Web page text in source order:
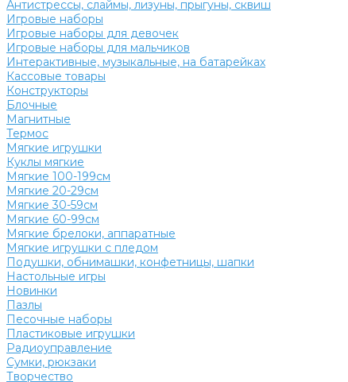
Антистрессы, слаймы, лизуны, прыгуны, сквиш
Игровые наборы
Игровые наборы для девочек
Игровые наборы для мальчиков
Интерактивные, музыкальные, на батарейках
Кассовые товары
Конструкторы
Блочные
Магнитные
Термос
Мягкие игрушки
Куклы мягкие
Мягкие 100-199см
Мягкие 20-29см
Мягкие 30-59см
Мягкие 60-99см
Мягкие брелоки, аппаратные
Мягкие игрушки с пледом
Подушки, обнимашки, конфетницы, шапки
Настольные игры
Новинки
Пазлы
Песочные наборы
Пластиковые игрушки
Радиоуправление
Сумки, рюкзаки
Творчество